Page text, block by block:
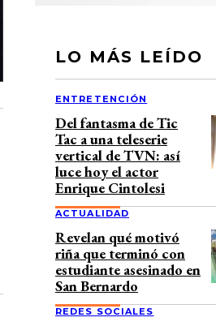
LO MÁS LEÍDO
ENTRETENCIÓN
Del fantasma de Tic
Tac a una teleserie
vertical de TVN: así
luce hoy el actor
Enrique Cintolesi
ACTUALIDAD
Revelan qué motivó
riña que terminó con
estudiante asesinado en
San Bernardo
REDES SOCIALES